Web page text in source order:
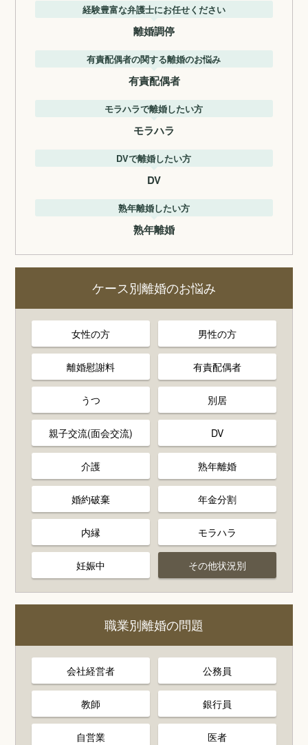
経験豊富な弁護士にお任せください
離婚調停
有責配偶者の関する離婚のお悩み
有責配偶者
モラハラで離婚したい方
モラハラ
DVで離婚したい方
DV
熟年離婚したい方
熟年離婚
ケース別離婚のお悩み
女性の方 男性の方
離婚慰謝料 有責配偶者
うつ 別居
親子交流(面会交流) DV
介護 熟年離婚
婚約破棄 年金分割
内縁 モラハラ
妊娠中 その他状況別
職業別離婚の問題
会社経営者 公務員
教師 銀行員
自営業 医者